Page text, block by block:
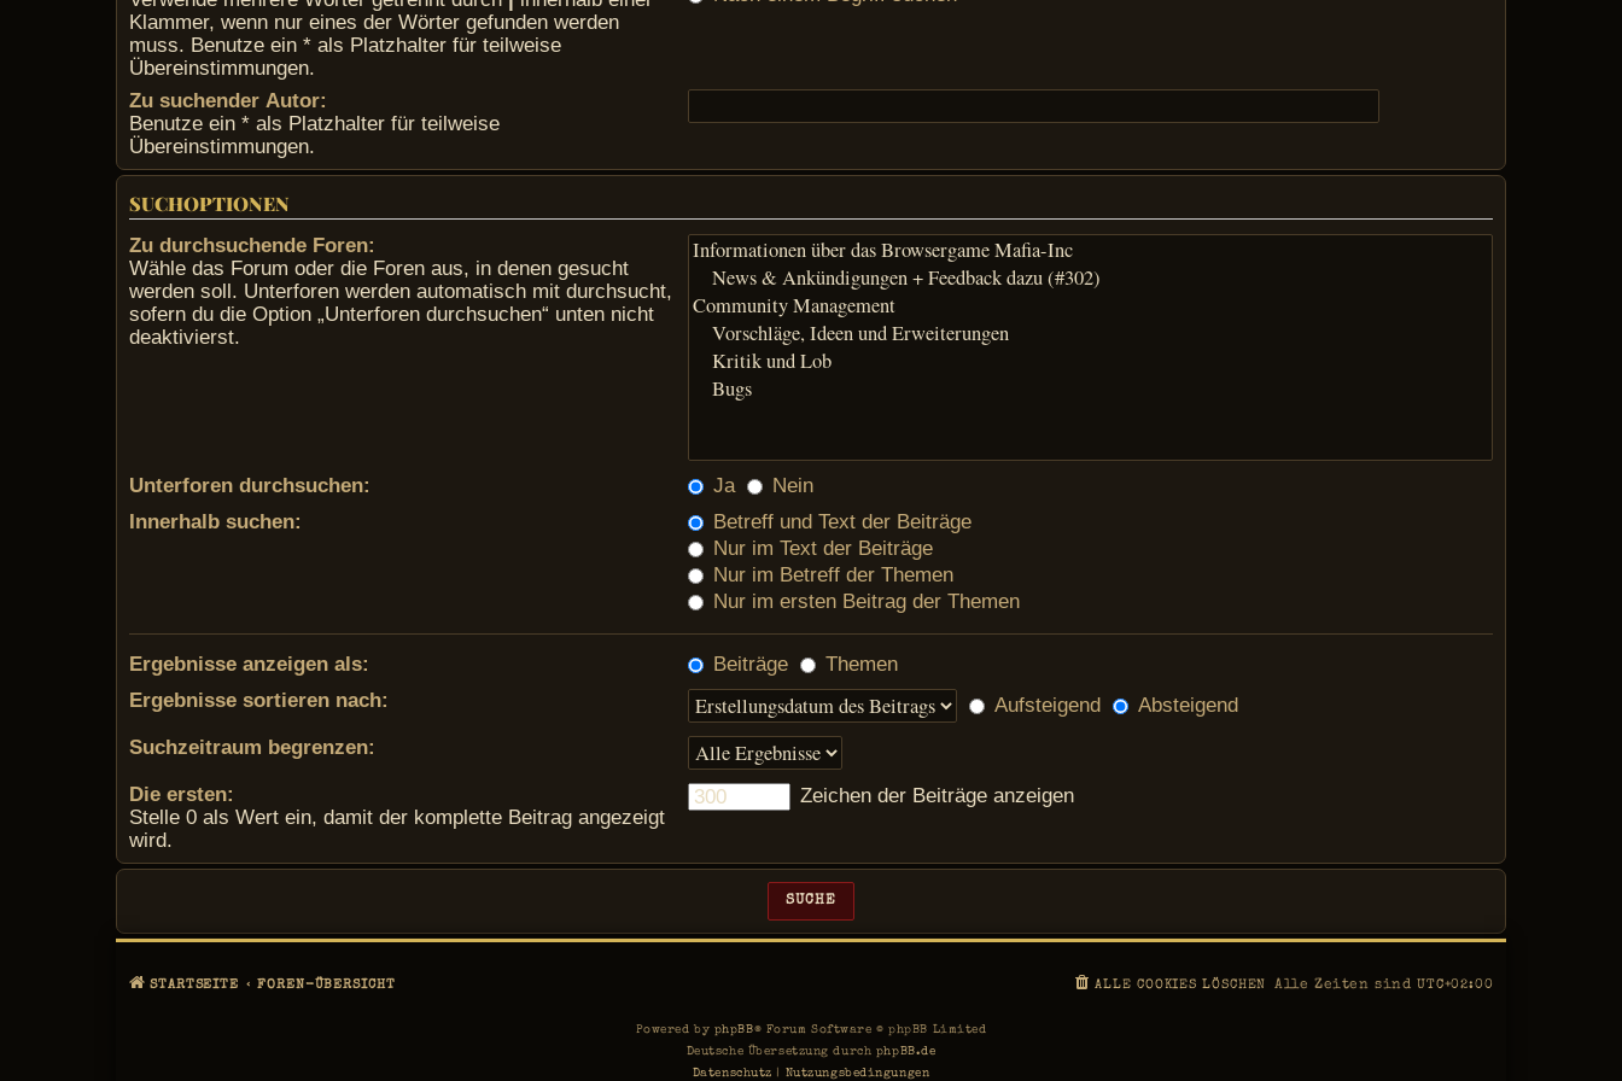
Klammer, wenn nur eines der Wörter gefunden werden
muss. Benutze ein * als Platzhalter für teilweise
Übereinstimmungen.
Zu suchender Autor:
Benutze ein * als Platzhalter für teilweise
Übereinstimmungen.
SUCHOPTIONEN
Zu durchsuchende Foren:
Wähle das Forum oder die Foren aus, in denen gesucht
werden soll. Unterforen werden automatisch mit durchsucht,
sofern du die Option „Unterforen durchsuchen“ unten nicht
deaktivierst.
Unterforen durchsuchen: Ja
Nein
Innerhalb suchen:
Betreff und Text der Beiträge
Nur im Text der Beiträge
Nur im Betreff der Themen
Nur im ersten Beitrag der Themen
Ergebnisse anzeigen als: Beiträge
Themen
Ergebnisse sortieren nach:
Aufsteigend
Absteigend
Suchzeitraum begrenzen:
Die ersten:
Stelle 0 als Wert ein, damit der komplette Beitrag angezeigt
wird.
Zeichen der Beiträge anzeigen
STARTSEITE FOREN-ÜBERSICHT Alle Zeiten sind UTC+02:00
ALLE COOKIES LÖSCHEN
Powered by phpBB® Forum Software © phpBB Limited
Deutsche Übersetzung durch phpBB.de
Datenschutz | Nutzungsbedingungen